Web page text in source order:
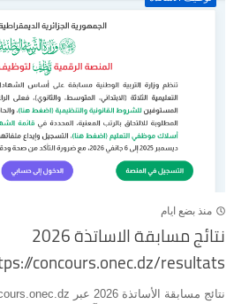
منذ بضع ايام
نتائج مسابقة الاساتذة 2026
concours.onec.dz/resultats